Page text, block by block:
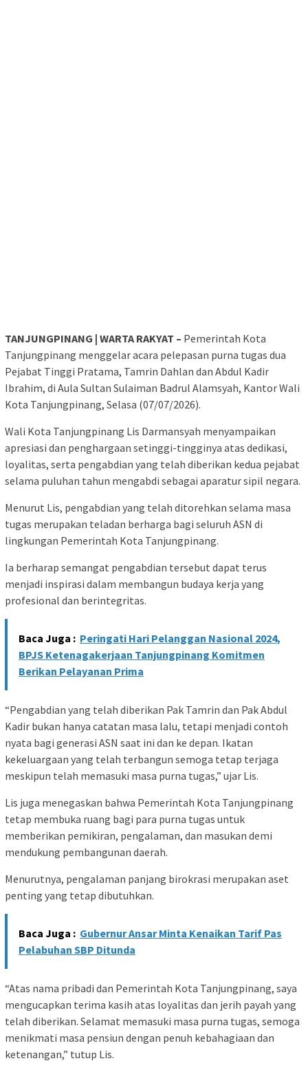
TANJUNGPINANG | WARTA RAKYAT – Pemerintah Kota
Tanjungpinang menggelar acara pelepasan purna tugas dua
Pejabat Tinggi Pratama, Tamrin Dahlan dan Abdul Kadir
Ibrahim, di Aula Sultan Sulaiman Badrul Alamsyah, Kantor Wali
Kota Tanjungpinang, Selasa (07/07/2026).
Wali Kota Tanjungpinang Lis Darmansyah menyampaikan
apresiasi dan penghargaan setinggi-tingginya atas dedikasi,
loyalitas, serta pengabdian yang telah diberikan kedua pejabat
selama puluhan tahun mengabdi sebagai aparatur sipil negara.
Menurut Lis, pengabdian yang telah ditorehkan selama masa
tugas merupakan teladan berharga bagi seluruh ASN di
lingkungan Pemerintah Kota Tanjungpinang.
Ia berharap semangat pengabdian tersebut dapat terus
menjadi inspirasi dalam membangun budaya kerja yang
profesional dan berintegritas.
Baca Juga : Peringati Hari Pelanggan Nasional 2024,
BPJS Ketenagakerjaan Tanjungpinang Komitmen
Berikan Pelayanan Prima
“Pengabdian yang telah diberikan Pak Tamrin dan Pak Abdul
Kadir bukan hanya catatan masa lalu, tetapi menjadi contoh
nyata bagi generasi ASN saat ini dan ke depan. Ikatan
kekeluargaan yang telah terbangun semoga tetap terjaga
meskipun telah memasuki masa purna tugas,” ujar Lis.
Lis juga menegaskan bahwa Pemerintah Kota Tanjungpinang
tetap membuka ruang bagi para purna tugas untuk
memberikan pemikiran, pengalaman, dan masukan demi
mendukung pembangunan daerah.
Menurutnya, pengalaman panjang birokrasi merupakan aset
penting yang tetap dibutuhkan.
Baca Juga : Gubernur Ansar Minta Kenaikan Tarif Pas
Pelabuhan SBP Ditunda
“Atas nama pribadi dan Pemerintah Kota Tanjungpinang, saya
mengucapkan terima kasih atas loyalitas dan jerih payah yang
telah diberikan. Selamat memasuki masa purna tugas, semoga
menikmati masa pensiun dengan penuh kebahagiaan dan
ketenangan,” tutup Lis.